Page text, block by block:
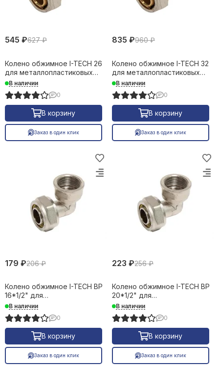
545 ₽627 ₽
Колено обжимное I-TECH 26
для металлопластиковых
труб 16639
В наличии
0
В корзину
Заказ в один клик
835 ₽960 ₽
Колено обжимное I-TECH 32
для металлопластиковых
труб 16640
В наличии
0
В корзину
Заказ в один клик
179 ₽206 ₽
Колено обжимное I-TECH ВР
16*1/2" для
металлопластиковых труб
16660
В наличии
0
В корзину
Заказ в один клик
223 ₽256 ₽
Колено обжимное I-TECH ВР
20*1/2" для
металлопластиковых труб
16661
В наличии
0
В корзину
Заказ в один клик